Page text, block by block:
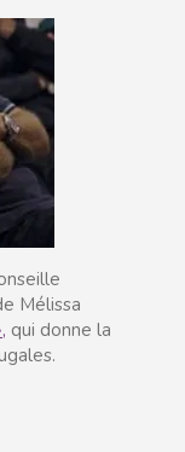
Mélissa
qui donne la